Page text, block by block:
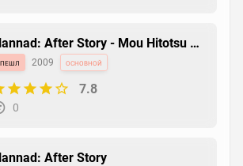
After Story - Mou Hitotsu no
Kyou-hen
2009 основной
7.8
0
After Story